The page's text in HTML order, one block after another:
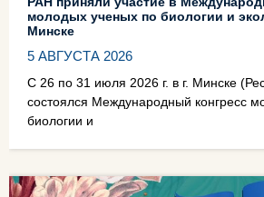
молодых ученых по биологии и
Минске
5 АВГУСТА 2026
С 26 по 31 июля 2026 г. в г. Минске
состоялся Международный конгресс
биологии и